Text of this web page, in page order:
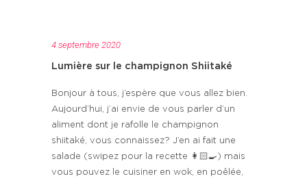
4 septembre 2020
Lumière sur le champignon Shiitaké
Bonjour à tous, j’espère que vous allez bien.
Aujourd’hui, j’ai envie de vous parler d’un
aliment dont je rafolle le champignon
shiitaké, vous connaissez? J’en ai fait une
salade (swipez pour la recette 👩🏻‍🍳) mais
vous pouvez le cuisiner en wok, en poêlée,